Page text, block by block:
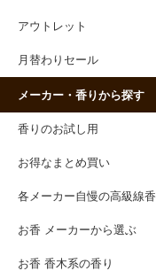
アウトレット
月替わりセール
メーカー・香りから探す
香りのお試し用
お得なまとめ買い
各メーカー自慢の高級線香
お香 メーカーから選ぶ
お香 香木系の香り